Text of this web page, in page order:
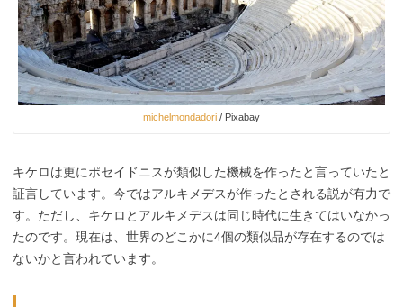
michelmondadori / Pixabay
キケロは更にポセイドニスが類似した機械を作ったと言っていたと
証言しています。今ではアルキメデスが作ったとされる説が有力で
す。ただし、キケロとアルキメデスは同じ時代に生きてはいなかっ
たのです。現在は、世界のどこかに4個の類似品が存在するのでは
ないかと言われています。